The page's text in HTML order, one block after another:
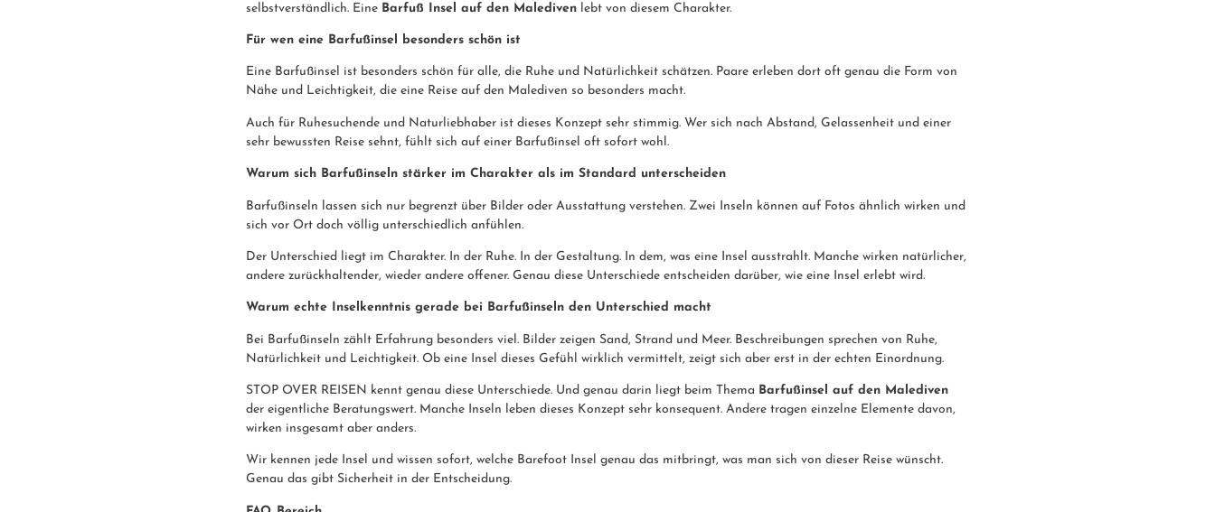
selbstverständlich. Eine Barfuß Insel auf den Malediven lebt von diesem Charakter.
Für wen eine Barfußinsel besonders schön ist
Eine Barfußinsel ist besonders schön für alle, die Ruhe und Natürlichkeit schätzen. Paare erleben dort oft genau die Form von
Nähe und Leichtigkeit, die eine Reise auf den Malediven so besonders macht.
Auch für Ruhesuchende und Naturliebhaber ist dieses Konzept sehr stimmig. Wer sich nach Abstand, Gelassenheit und einer
sehr bewussten Reise sehnt, fühlt sich auf einer Barfußinsel oft sofort wohl.
Warum sich Barfußinseln stärker im Charakter als im Standard unterscheiden
Barfußinseln lassen sich nur begrenzt über Bilder oder Ausstattung verstehen. Zwei Inseln können auf Fotos ähnlich wirken und
sich vor Ort doch völlig unterschiedlich anfühlen.
Der Unterschied liegt im Charakter. In der Ruhe. In der Gestaltung. In dem, was eine Insel ausstrahlt. Manche wirken natürlicher,
andere zurückhaltender, wieder andere offener. Genau diese Unterschiede entscheiden darüber, wie eine Insel erlebt wird.
Warum echte Inselkenntnis gerade bei Barfußinseln den Unterschied macht
Bei Barfußinseln zählt Erfahrung besonders viel. Bilder zeigen Sand, Strand und Meer. Beschreibungen sprechen von Ruhe,
Natürlichkeit und Leichtigkeit. Ob eine Insel dieses Gefühl wirklich vermittelt, zeigt sich aber erst in der echten Einordnung.
STOP OVER REISEN kennt genau diese Unterschiede. Und genau darin liegt beim Thema Barfußinsel auf den Malediven
der eigentliche Beratungswert. Manche Inseln leben dieses Konzept sehr konsequent. Andere tragen einzelne Elemente davon,
wirken insgesamt aber anders.
Wir kennen jede Insel und wissen sofort, welche Barefoot Insel genau das mitbringt, was man sich von dieser Reise wünscht.
Genau das gibt Sicherheit in der Entscheidung.